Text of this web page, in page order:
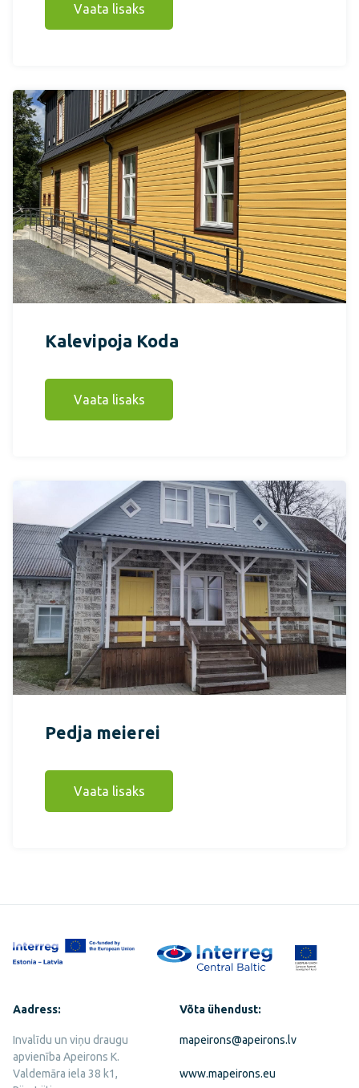
Vaata lisaks
Kalevipoja Koda
Vaata lisaks
Pedja meierei
Vaata lisaks
Aadress:
Invalīdu un viņu draugu
apvienība Apeirons K.
Valdemāra iela 38 k1,
Võta ühendust:
mapeirons@apeirons.lv
www.mapeirons.eu